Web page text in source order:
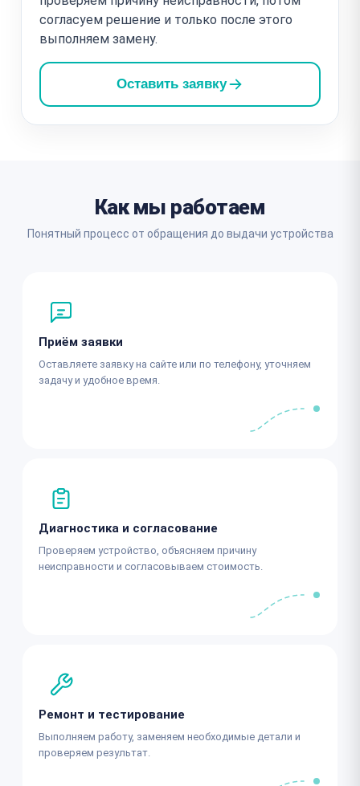
согласуем решение и только после этого
выполняем замену.
Оставить заявку
Как мы работаем
Понятный процесс от обращения до выдачи устройства
Приём заявки
Оставляете заявку на сайте или по телефону, уточняем
задачу и удобное время.
Диагностика и согласование
Проверяем устройство, объясняем причину
неисправности и согласовываем стоимость.
Ремонт и тестирование
Выполняем работу, заменяем необходимые детали и
проверяем результат.